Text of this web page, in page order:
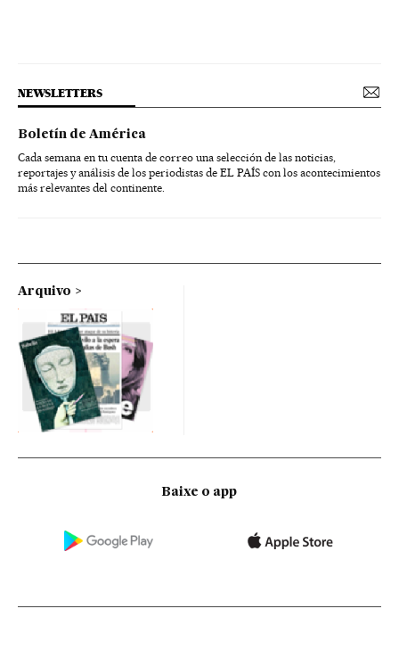
NEWSLETTERS
Boletín de América
Cada semana en tu cuenta de correo una selección de las noticias,
reportajes y análisis de los periodistas de EL PAÍS con los acontecimientos
más relevantes del continente.
Arquivo
Baixe o app